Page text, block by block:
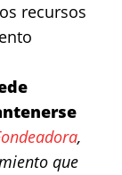
recursos
,
que